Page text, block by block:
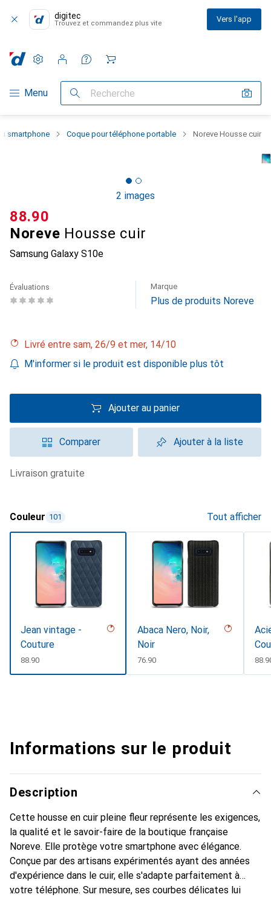
digitec
Trouvez et commandez plus vite Vers l'app
Navigation par catégorie
Menu Recherche
Paramètres
Compte client
Listes de comparaison
Listes d'envies
Panier
smartphone Coque pour téléphone portable Noreve Housse cuir
2 images
Noreve Housse cuir
Samsung Galaxy S10e
CHF
88.90
Évaluations Marque
Plus de produits Noreve
Livré entre sam, 26/9 et mer, 14/10
M'informer si le produit est disponible plus tôt
Ajouter au panier
Comparer Ajouter à la liste
livraison gratuite
Couleur 101 Tout afficher
Jean vintage -
Couture
CHF
88.90
Abaca Nero, Noir,
Noir
CHF
76.90 CHF
Informations sur le produit
Description
Cette housse en cuir pleine fleur représente les exigences,
la qualité et le savoir-faire de la boutique française
Noreve. Elle protège votre smartphone avec élégance.
Conçue par des artisans expérimentés ayant des années
d'expérience dans le cuir, elle s'adapte parfaitement à
votre téléphone. Sur mesure, ses courbes délicates lui